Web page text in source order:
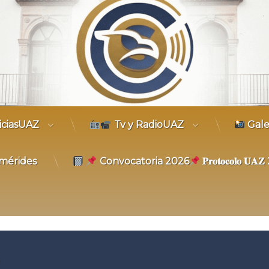
Tv y RadioUAZ
Convocatoria 2026 𝐏𝐫𝐨𝐭𝐨𝐜𝐨𝐥𝐨